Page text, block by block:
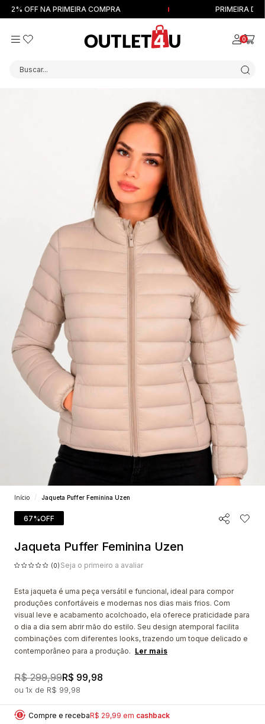
OFF NA PRIMEIRA COMPRA PRIMEIRA
0
Buscar...
Início Jaqueta Puffer Feminina Uzen
67%OFF
Jaqueta Puffer Feminina Uzen
(0) Seja o primeiro a avaliar
Esta jaqueta é uma peça versátil e funcional, ideal para compor
produções confortáveis e modernas nos dias mais frios. Com
visual leve e acabamento acolchoado, ela oferece praticidade para
o dia a dia sem abrir mão do estilo. Seu design atemporal facilita
combinações com diferentes looks, trazendo um toque delicado e
contemporâneo para a produção. Ler mais
R$ 299,99R$ 99,98
1x R$ 99,98
Compre e recebaR$ 29,99 em cashback